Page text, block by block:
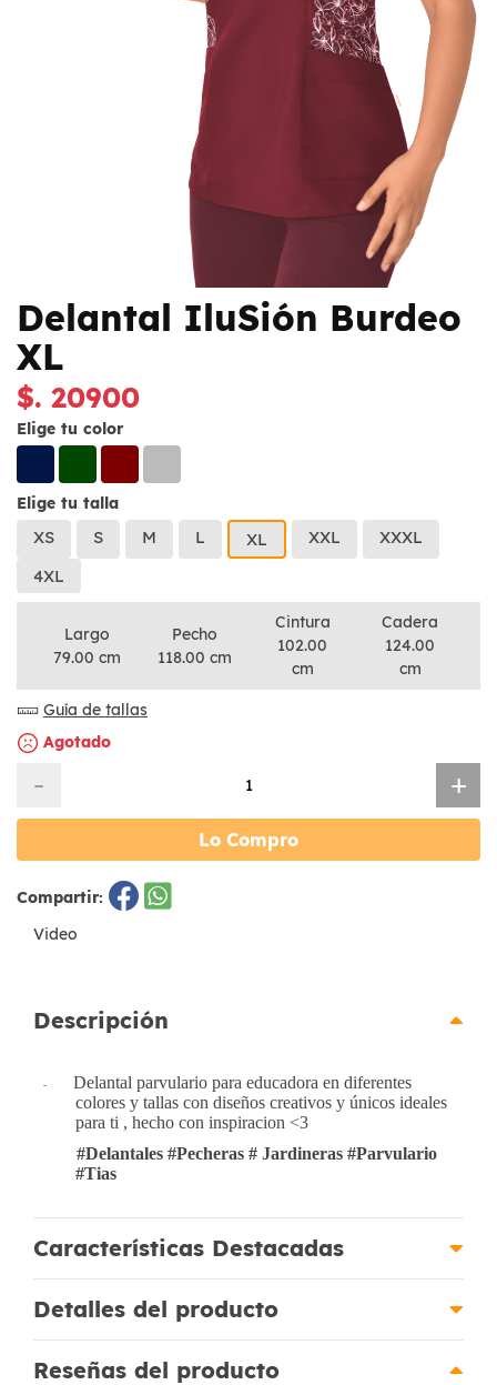
Delantal IluSión Burdeo
XL
$. 20900
Elige tu color
Elige tu talla
XS S M L XL XXL
XXXL
4XL
Largo
79.00 cm
Pecho
118.00 cm
Cintura
102.00
cm
Cadera
124.00
cm
Guía de tallas
Agotado
+
-
Lo Compro
Compartir:
Video
Descripción
-
Delantal parvulario para educadora en diferentes
colores y tallas con diseños creativos y únicos ideales
para ti , hecho con inspiracion <3
#Delantales #Pecheras # Jardineras #Parvulario
#Tias
Características Destacadas
Detalles del producto
Reseñas del producto